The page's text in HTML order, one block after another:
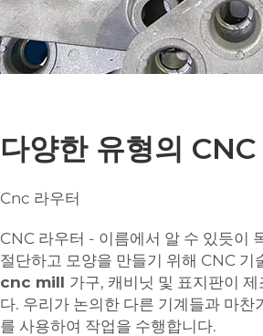
다양한 유형의
Cnc 라우터
CNC 라우터 - 이름에서 알 수 있듯이
절단하고 모양을 만들기 위해 CNC 기
cnc mill 가구, 캐비닛 및 표지판이
다. 우리가 논의한 다른 기계들과 마
를 사용하여 작업을 수행합니다.